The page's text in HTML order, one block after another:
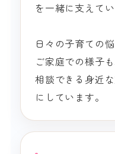
を一緒に支えてい
日々の子育ての
ご家庭での様子
相談できる身近
にしています。